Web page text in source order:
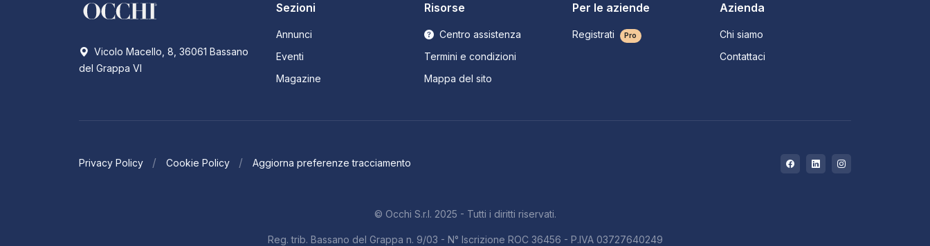
Vicolo Macello, 8, 36061 Bassano
del Grappa VI
Sezioni
Annunci
Eventi
Magazine
Risorse
Centro assistenza
Termini e condizioni
Mappa del sito
Per le aziende
Registrati Pro
Azienda
Chi siamo
Contattaci
Privacy Policy Cookie Policy Aggiorna preferenze tracciamento
© Occhi S.r.l. 2025 - Tutti i diritti riservati.
Reg. trib. Bassano del Grappa n. 9/03 - N° Iscrizione ROC 36456 - P.IVA 03727640249